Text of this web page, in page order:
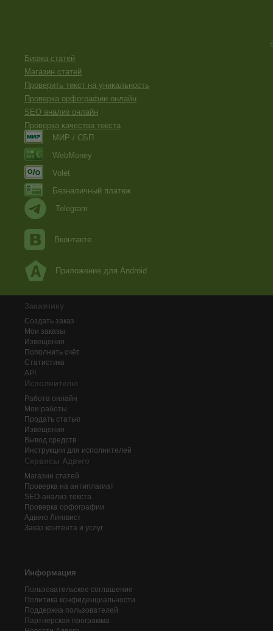
Биржа статей
Магазин статей
Проверить текст на уникальность
Проверка орфографии онлайн
SEO анализ онлайн
Проверка качества текста
МИР / СБП
WebMoney
Volet
Безналичный платеж
Telegram
Вконтакте
Приложение для Android
Заказчику
Создать заказ
Мои заказы
Извещения
Пополнить счёт
Статистика
API
Исполнителю
Работа онлайн
Мои работы
Продать статью
Извещения
Вывод средств
Инструкции для исполнителей
Сервисы Адвего
Магазин статей
Проверка на антиплагиат
SEO-анализ текста
Проверка орфографии
Адвего Лингвист
Заказ контента и услуг
Информация
Пользовательское соглашение
Политика конфиденциальности
Поддержка пользователей
Партнерская программа